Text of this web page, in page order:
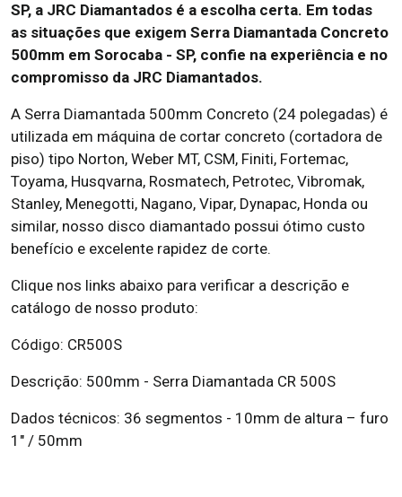
SP, a JRC Diamantados é a escolha certa. Em todas
as situações que exigem Serra Diamantada Concreto
500mm em Sorocaba - SP, confie na experiência e no
compromisso da JRC Diamantados.
A Serra Diamantada 500mm Concreto (24 polegadas) é
utilizada em máquina de cortar concreto (cortadora de
piso) tipo Norton, Weber MT, CSM, Finiti, Fortemac,
Toyama, Husqvarna, Rosmatech, Petrotec, Vibromak,
Stanley, Menegotti, Nagano, Vipar, Dynapac, Honda ou
similar, nosso disco diamantado possui ótimo custo
benefício e excelente rapidez de corte.
Clique nos links abaixo para verificar a descrição e
catálogo de nosso produto:
Código: CR500S
Descrição: 500mm - Serra Diamantada CR 500S
Dados técnicos: 36 segmentos - 10mm de altura – furo
1″ / 50mm